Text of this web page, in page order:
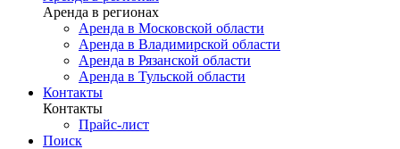
Аренда в регионах
Аренда в Московской области
Аренда в Владимирской области
Аренда в Рязанской области
Аренда в Тульской области
Контакты
Контакты
Прайс-лист
Поиск